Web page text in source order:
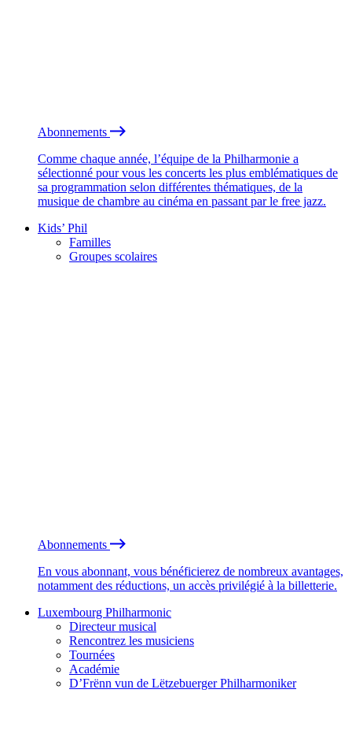
Abonnements
Comme chaque année, l’équipe de la Philharmonie a
sélectionné pour vous les concerts les plus emblématiques de
sa programmation selon différentes thématiques, de la
musique de chambre au cinéma en passant par le free jazz.
Kids’ Phil
Familles
Groupes scolaires
Abonnements
En vous abonnant, vous bénéficierez de nombreux avantages,
notamment des réductions, un accès privilégié à la billetterie.
Luxembourg Philharmonic
Directeur musical
Rencontrez les musiciens
Tournées
Académie
D’Frënn vun de Lëtzebuerger Philharmoniker